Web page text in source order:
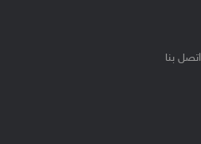
اتصل بنا